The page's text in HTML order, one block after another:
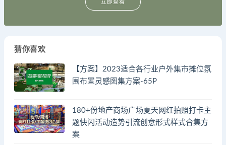
立即查看
猜你喜欢
【方案】2023适合各行业户外集市摊位氛
围布置灵感图集方案-65P
180+份地产商场广场夏天网红拍照打卡主
题快闪活动造势引流创意形式样式合集方
案